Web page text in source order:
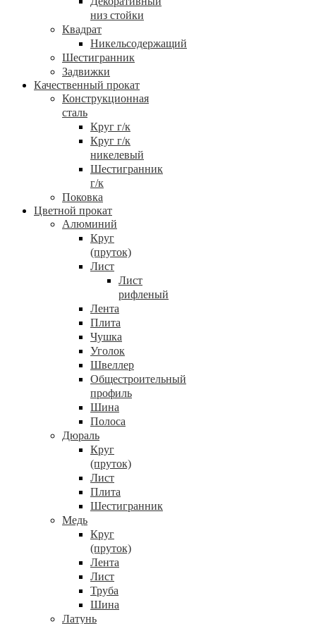
низ стойки
Квадрат
Никельсодержащий
Шестигранник
Задвижки
Качественный прокат
Конструкционная
сталь
Круг г/к
Круг г/к
никелевый
Шестигранник
г/к
Поковка
Цветной прокат
Алюминий
Круг
(пруток)
Лист
Лист
рифленый
Лента
Плита
Чушка
Уголок
Швеллер
Общестроительный
профиль
Шина
Полоса
Дюраль
Круг
(пруток)
Лист
Плита
Шестигранник
Медь
Круг
(пруток)
Лента
Лист
Труба
Шина
Латунь